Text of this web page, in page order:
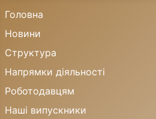
Головна
Новини
Структура
Напрямки діяльності
Роботодавцям
Наші випускники